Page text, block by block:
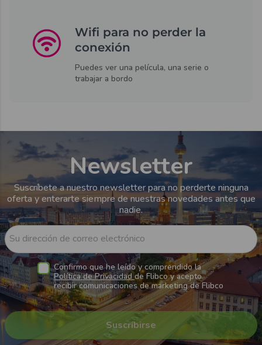
Wifi para no perder la
conexión
Puedes ver una película, una serie o
trabajar a bordo
Newsletter
Suscríbete a nuestro newsletter para no perderte ninguna
oferta y enterarte siempre de nuestras novedades antes que
nadie.
Su dirección de correo electrónico
Confirmo que he leído y comprendido la
Política de Privacidadde Flibco y acepto
recibir comunicaciones de marketing de Flibco